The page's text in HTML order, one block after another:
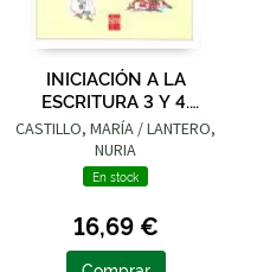
INICIACIÓN A LA
ESCRITURA 3 Y 4.
NUEVO PARQUE DE
PAPEL
CASTILLO, MARÍA / LANTERO,
NURIA
En stock
16,69 €